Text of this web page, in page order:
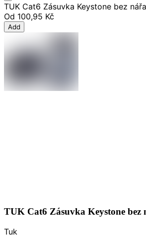
TUK Cat6 Zásuvka Keystone bez
Od 100,95 Kč
Add
TUK Cat6 Zásuvka Keystone bez
Tuk